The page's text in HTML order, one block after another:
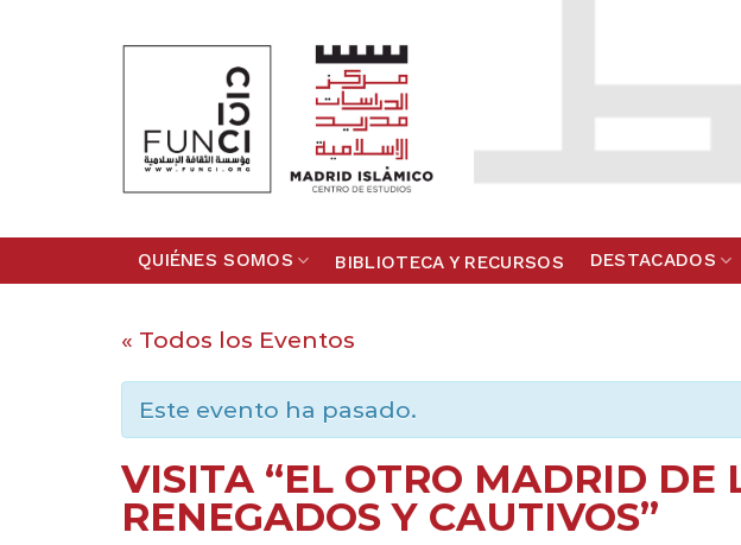
QUIÉNES SOMOS BIBLIOTECA Y RECURSOS DESTACADOS
« Todos los Eventos
Este evento ha pasado.
VISITA “EL OTRO MADRID DE
RENEGADOS Y CAUTIVOS”